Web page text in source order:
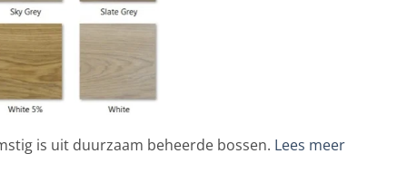
is uit duurzaam beheerde bossen. Lees meer